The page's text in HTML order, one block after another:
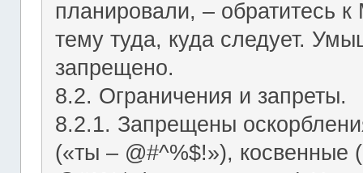
планировали, – обратитесь
тему туда, куда следует.
запрещено.
8.2. Ограничения и запреты.
8.2.1. Запрещены
(«ты – @#^%$!»), косвенные